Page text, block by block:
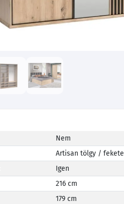
Nem
Artisan tölgy / fekete
Igen
216 cm
179 cm